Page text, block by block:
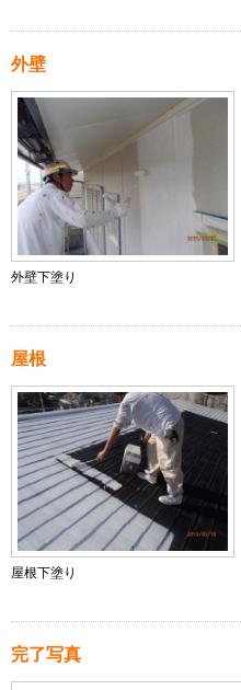
外壁
外壁下塗り
屋根
屋根下塗り
完了写真